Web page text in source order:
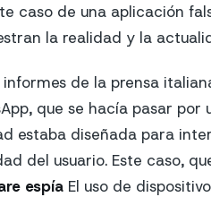
caso de una aplicación
la realidad y la
informes de la prensa
que se hacía pasar
estaba diseñada para
del usuario. Este caso,
espía El uso de